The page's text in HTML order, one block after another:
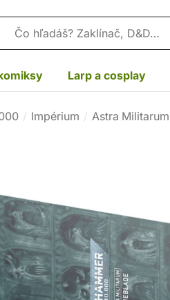
Vyhľadávanie
Larp a cosplay
Impérium Astra Militarum